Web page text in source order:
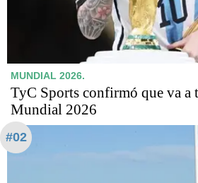
MUNDIAL 2026.
TyC Sports confirmó que va a
Mundial 2026
#02